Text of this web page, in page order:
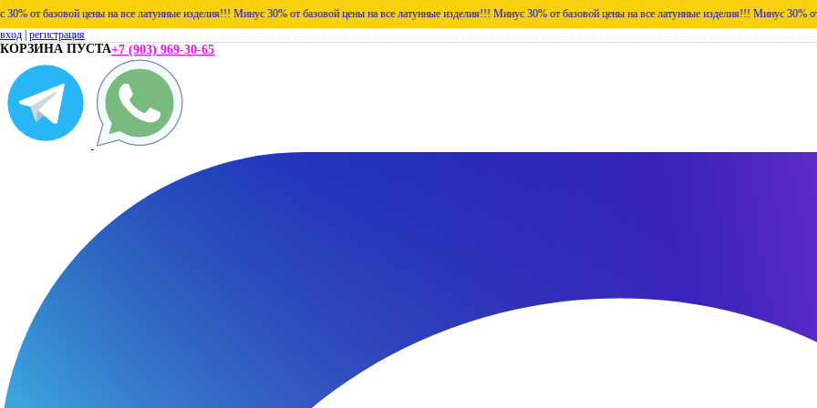
цены на все латунные изделия!!! Минус 30% от базовой цены на все латунные изделия!!! Минус 30% от базовой цены на все латунные изделия!!! Минус 30% от базовой
вход регистрация
КОРЗИНА ПУСТА+7 (903) 969-30-65